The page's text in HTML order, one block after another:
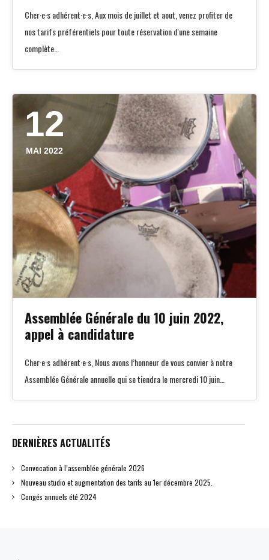
Cher·e·s adhérent·e·s, Aux mois de juillet et aout, venez profiter de
nos tarifs préférentiels pour toute réservation d'une semaine
complète…
12
MAI 2022
Assemblée Générale du 10 juin 2022,
appel à candidature
Cher·e·s adhérent·e·s, Nous avons l’honneur de vous convier à notre
Assemblée Générale annuelle qui se tiendra le mercredi 10 juin…
DERNIÈRES ACTUALITÉS
Convocation à l’assemblée générale 2026
Nouveau studio et augmentation des tarifs au 1er décembre 2025.
Congés annuels été 2024